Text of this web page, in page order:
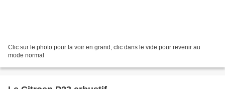
Clic sur le photo pour la voir en grand, clic dans le vide pour revenir au
mode normal